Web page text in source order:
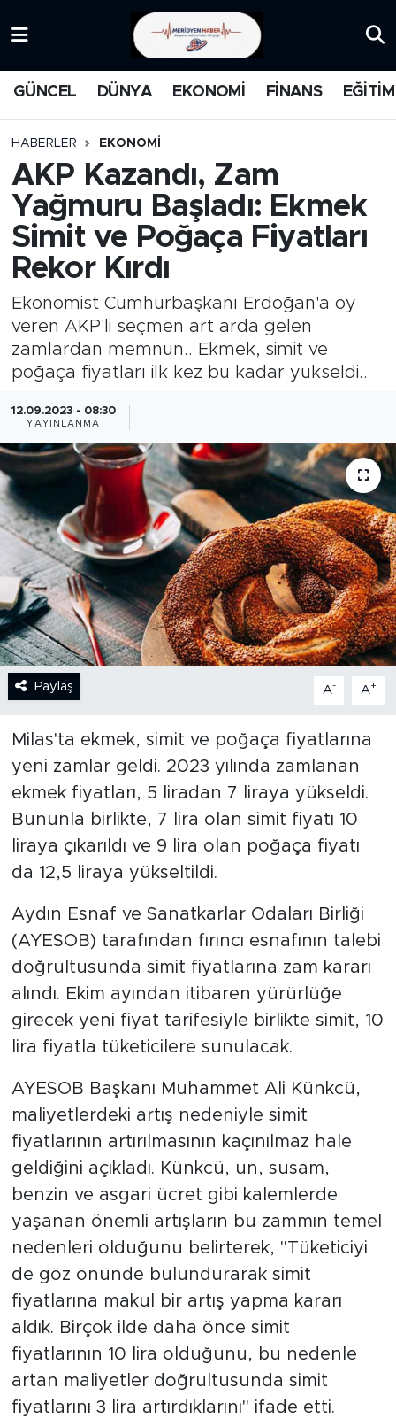
GÜNCEL DÜNYA EKONOMİ FİNANS EĞİTİM
HABERLER EKONOMİ
AKP Kazandı, Zam
Yağmuru Başladı: Ekmek
Simit ve Poğaça Fiyatları
Rekor Kırdı
Ekonomist Cumhurbaşkanı Erdoğan'a oy
veren AKP'li seçmen art arda gelen
zamlardan memnun.. Ekmek, simit ve
poğaça fiyatları ilk kez bu kadar yükseldi..
12.09.2023 - 08:30
YAYINLANMA
Paylaş A- A+
Milas'ta ekmek, simit ve poğaça fiyatlarına
yeni zamlar geldi. 2023 yılında zamlanan
ekmek fiyatları, 5 liradan 7 liraya yükseldi.
Bununla birlikte, 7 lira olan simit fiyatı 10
liraya çıkarıldı ve 9 lira olan poğaça fiyatı
da 12,5 liraya yükseltildi.
Aydın Esnaf ve Sanatkarlar Odaları Birliği
(AYESOB) tarafından fırıncı esnafının talebi
doğrultusunda simit fiyatlarına zam kararı
alındı. Ekim ayından itibaren yürürlüğe
girecek yeni fiyat tarifesiyle birlikte simit, 10
lira fiyatla tüketicilere sunulacak.
AYESOB Başkanı Muhammet Ali Künkcü,
maliyetlerdeki artış nedeniyle simit
fiyatlarının artırılmasının kaçınılmaz hale
geldiğini açıkladı. Künkcü, un, susam,
benzin ve asgari ücret gibi kalemlerde
yaşanan önemli artışların bu zammın temel
nedenleri olduğunu belirterek, "Tüketiciyi
de göz önünde bulundurarak simit
fiyatlarına makul bir artış yapma kararı
aldık. Birçok ilde daha önce simit
fiyatlarının 10 lira olduğunu, bu nedenle
artan maliyetler doğrultusunda simit
fiyatlarını 3 lira artırdıklarını" ifade etti.
MEDYA
FİNANS
DÜNYA
KARİKATÜR
BİLİM-TEKNOLOJİ
RÖPÖRTAJ
ANALİZ
NOSTALJİ
KULİS
YAZARLAR
DİNİ
POLİTİKA
EKONOMİ
KÜLTÜR SANAT
YAŞAM
TARİHTEN GÜNÜMÜZE
TARİH
KADIN
SAĞLIK
SİYASET
MEDYA KÖŞESİ
FOTO GALERİ
VİDEOLAR
ALINTI YAZARLAR
SOSYAL MEDYA
Trafik Durumu
Süper Lig Puan Durumu ve Fikstür
Tüm Manşetler
Son Dakika Haberleri
Haber Arşivi